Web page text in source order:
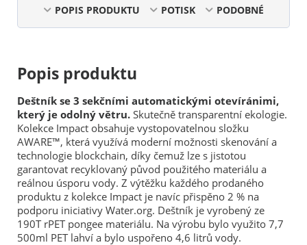
POPIS PRODUKTU POTISK PODOBNÉ
Popis produktu
Deštník se 3 sekčními automatickými otevíránimi,
který je odolný větru. Skutečně transparentní ekologie.
Kolekce Impact obsahuje vystopovatelnou složku
AWARE™, která využívá moderní možnosti skenování a
technologie blockchain, díky čemuž lze s jistotou
garantovat recyklovaný původ použitého materiálu a
reálnou úsporu vody. Z výtěžku každého prodaného
produktu z kolekce Impact je navíc přispěno 2 % na
podporu iniciativy Water.org. Deštník je vyrobený ze
190T rPET pongee materiálu. Na výrobu bylo využito 7,7
500ml PET lahví a bylo uspořeno 4,6 litrů vody.